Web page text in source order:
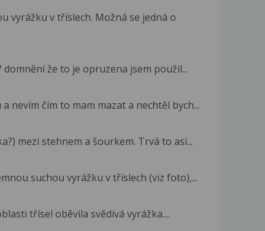
vyrážku v tříslech. Možná se jedná o
že to je opruzena jsem použil...
nevím čím to mam mazat a nechtěl bych...
mezi stehnem a šourkem. Trvá to asi...
suchou vyrážku v tříslech (viz foto),...
třísel oběvila svědivá vyrážka....